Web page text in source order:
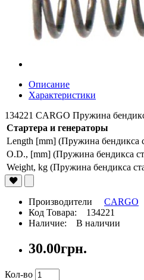
Описание
Характеристики
134221 CARGO Пружина
Стартера и генераторы
Length [mm] (Пружина бендикса
O.D., [mm] (Пружина бендикса
Weight, kg (Пружина бендикса
Производители CARGO
Код Товара: 134221
Наличие: В наличии
30.00грн.
Кол-во